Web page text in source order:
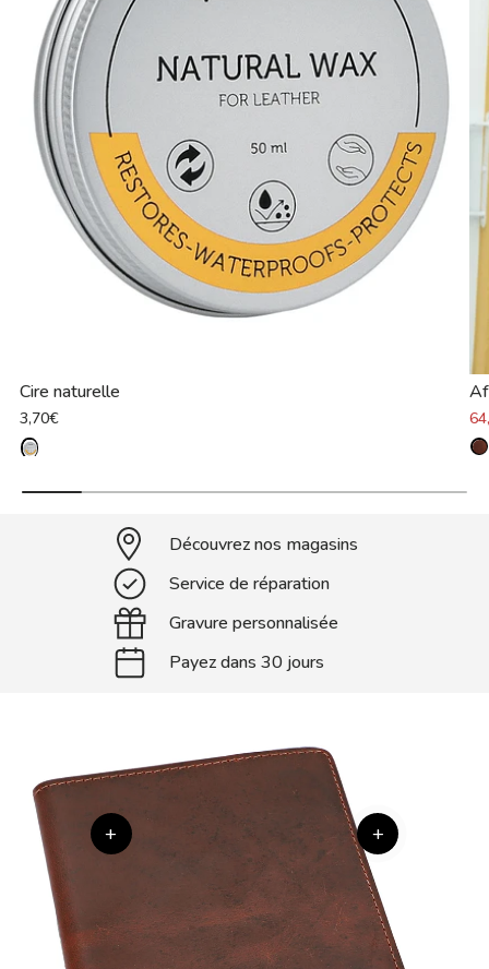
Cire naturelle
3,70€
Découvrez nos magasins
Service de réparation
Gravure personnalisée
Payez dans 30 jours
+ +